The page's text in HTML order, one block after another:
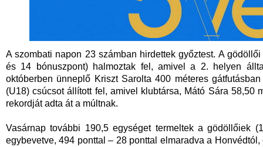
A szombati napon 23 számban hirdettek győztest. A
és 14 bónuszpont) halmoztak fel, amivel a 2. helyen
októberben ünneplő Kriszt Sarolta 400 méteres
(U18) csúcsot állított fel, amivel klubtársa, Mátó Sára 58,50
rekordját adta át a múltnak.
Vasárnap további 190,5 egységet termeltek a gödöllőiek
egybevetve, 494 ponttal – 28 ponttal elmaradva a